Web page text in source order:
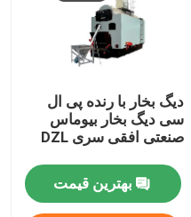
دیگ بخار با رنده پی ال ​​
سی دیگ بخار بیوماس
صنعتی افقی سری DZL
بهترین قیمت